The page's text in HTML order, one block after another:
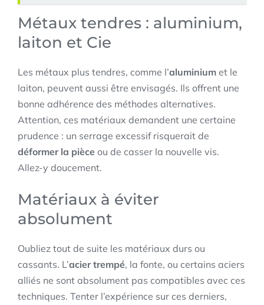
Métaux tendres : aluminium,
laiton et Cie
Les métaux plus tendres, comme l’aluminium et le
laiton, peuvent aussi être envisagés. Ils offrent une
bonne adhérence des méthodes alternatives.
Attention, ces matériaux demandent une certaine
prudence : un serrage excessif risquerait de
déformer la pièce ou de casser la nouvelle vis.
Allez-y doucement.
Matériaux à éviter
absolument
Oubliez tout de suite les matériaux durs ou
cassants. L’acier trempé, la fonte, ou certains aciers
alliés ne sont absolument pas compatibles avec ces
techniques. Tenter l’expérience sur ces derniers,